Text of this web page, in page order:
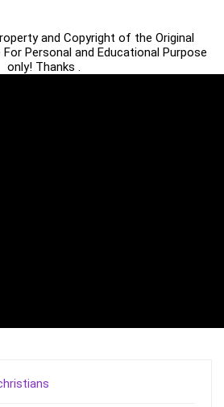
and Copyright of the Original
Personal and Educational Purpose
only! Thanks .